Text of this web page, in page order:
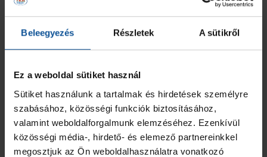
Beleegyezés Részletek A sütikről
Ez a weboldal sütiket használ
Sütiket használunk a tartalmak és hirdetések személyre
szabásához, közösségi funkciók biztosításához,
valamint weboldalforgalmunk elemzéséhez. Ezenkívül
közösségi média-, hirdető- és elemező partnereinkkel
megosztjuk az Ön weboldalhasználatra vonatkozó